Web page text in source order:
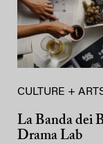
CULTURE +
La Banda dei
Drama Lab